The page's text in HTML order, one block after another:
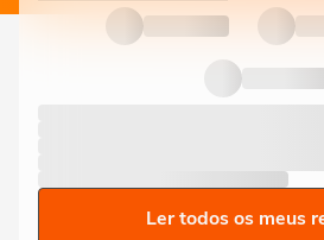
Ler todos os meus